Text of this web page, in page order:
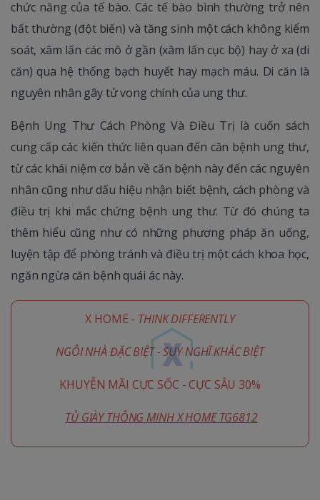
chức năng của tế bào. Các tế bào bình thường trở nên
bất thường (đột biến) và tăng sinh một cách không kiểm
soát, xâm lấn các mô ở gần (xâm lấn cục bộ) hay ở xa (di
căn) qua hệ thống bạch huyết hay mạch máu. Di căn là
nguyên nhân gây tử vong chính của ung thư.
Bệnh Ung Thư Cách Phòng Và Điều Trị là cuốn sách
cung cấp các kiến thức liên quan đến căn bệnh ung thư,
từ các khái niệm cơ bản về căn bệnh này đến các nguyên
nhân cũng như dấu hiệu nhận biết bệnh, cách phòng và
điều trị khi mắc chứng bệnh ung thư. Từ đó chúng ta
thêm hiểu cũng như có những phương pháp ăn uống,
luyện tập để phòng tránh và điều trị một cách khoa học,
ngăn ngừa căn bệnh quái ác này.
X HOME - THINK DIFFERENTLY
NGÔI NHÀ ĐẶC BIỆT - SUY NGHĨ KHÁC BIỆT
KHUYỄN MÃI CỰC SỐC - CỰC SÂU 30%
TỦ GIÀY THÔNG MINH X HOME TG6812